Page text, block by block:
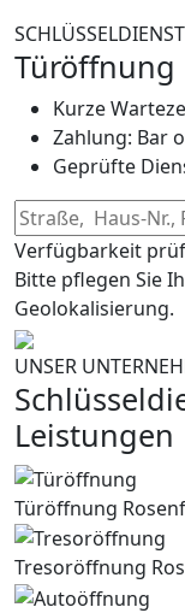
Türöffnung
Kurze
Zahlung: Bar
Geprüfte
Verfügbarkeit
Bitte pflegen Sie
Geolokalisierung.
UNSER
Leistungen
Türöffnung
Tresoröffnung